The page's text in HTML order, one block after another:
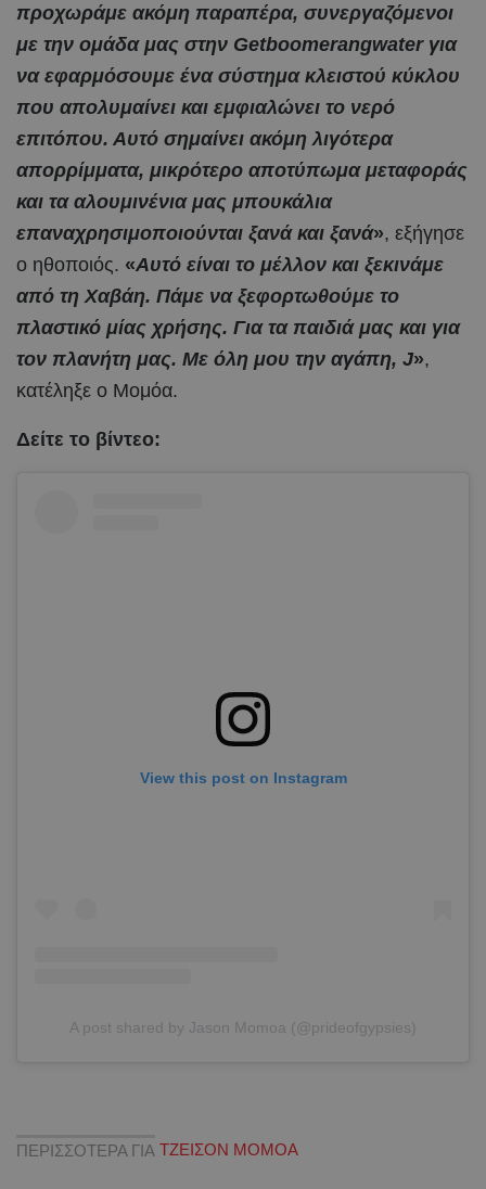
προχωράμε ακόμη παραπέρα, συνεργαζόμενοι
με την ομάδα μας στην Getboomerangwater για
να εφαρμόσουμε ένα σύστημα κλειστού κύκλου
που απολυμαίνει και εμφιαλώνει το νερό
επιτόπου. Αυτό σημαίνει ακόμη λιγότερα
απορρίμματα, μικρότερο αποτύπωμα μεταφοράς
και τα αλουμινένια μας μπουκάλια
επαναχρησιμοποιούνται ξανά και ξανά», εξήγησε
ο ηθοποιός. «Αυτό είναι το μέλλον και ξεκινάμε
από τη Χαβάη. Πάμε να ξεφορτωθούμε το
πλαστικό μίας χρήσης. Για τα παιδιά μας και για
τον πλανήτη μας. Με όλη μου την αγάπη, J»,
κατέληξε ο Μομόα.
Δείτε το βίντεο:
View this post on Instagram
A post shared by Jason Momoa (@prideofgypsies)
ΠΕΡΙΣΣΟΤΕΡΑ ΓΙΑ ΤΖΕΙΣΟΝ ΜΟΜΟΑ